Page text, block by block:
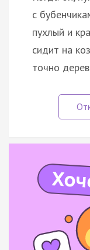
с
пухлый и
сидит на
точно